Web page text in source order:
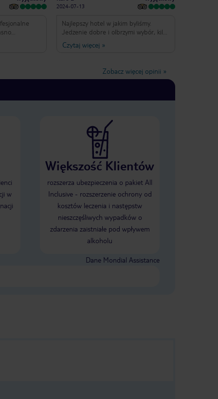
Czas
Drinki z
ręką w
Z basenu
na ocean.
na
na
do plaży i
2024-07-13
Najlepszy hotel w jakim byliśmy.
Jedzenie dobre i olbrzymi wybór, kilka
barów z dobrymi drinkami, przy
recepcji pyszna kawa z ekspresu.
to wyjątkowe wydarzenie - nie
spotkałem się z czymś takim nigdy
zwłaszcza, że to tylko strefa dla
się tutaj swobodnie, przynajmniej my
się tak czuliśmy. Przy meldowaniu
uderzyłem do młodego recepcjonisty i
dostalismy pokoj z cudownym
widokiem na ocean (5087).
Czytaj więcej »
Zobacz więcej opinii »
w
Większość Klientów
rozszerza ubezpieczenia o pakiet All
Inclusive - rozszerzenie ochrony od
kosztów leczenia i następstw
nieszczęśliwych wypadków o
zdarzenia zaistniałe pod wpływem
alkoholu
Dane Mondial Assistance